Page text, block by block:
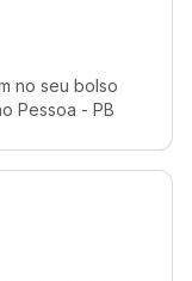
no seu bolso
Pessoa - PB